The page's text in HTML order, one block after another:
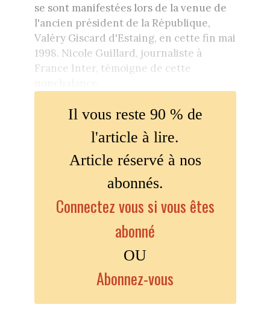
se sont manifestées lors de la venue de
l'ancien président de la République,
Valéry Giscard d'Estaing, en cette fin mai
1998. Nicole Guillard, journaliste à
France Inter, témoigne de cette
Il vous reste 90 % de
l'article à lire.
Article réservé à nos
abonnés.
Connectez vous si vous êtes
abonné
OU
Abonnez-vous